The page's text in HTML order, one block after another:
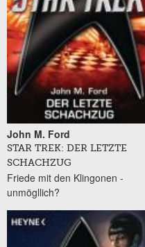
John M. Ford
STAR TREK: DER LETZTE
SCHACHZUG
Friede mit den Klingonen -
unmögllich?